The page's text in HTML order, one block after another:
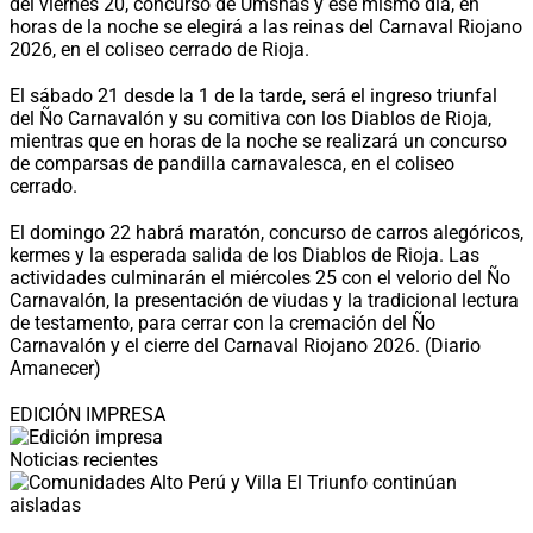
horas de la noche se elegirá a las reinas del Carnaval Riojano
2026, en el coliseo cerrado de Rioja.
El sábado 21 desde la 1 de la tarde, será el ingreso triunfal
del Ño Carnavalón y su comitiva con los Diablos de Rioja,
mientras que en horas de la noche se realizará un concurso
de comparsas de pandilla carnavalesca, en el coliseo
cerrado.
El domingo 22 habrá maratón, concurso de carros alegóricos,
kermes y la esperada salida de los Diablos de Rioja. Las
actividades culminarán el miércoles 25 con el velorio del Ño
Carnavalón, la presentación de viudas y la tradicional lectura
de testamento, para cerrar con la cremación del Ño
Carnavalón y el cierre del Carnaval Riojano 2026. (Diario
Amanecer)
EDICIÓN IMPRESA
Noticias recientes